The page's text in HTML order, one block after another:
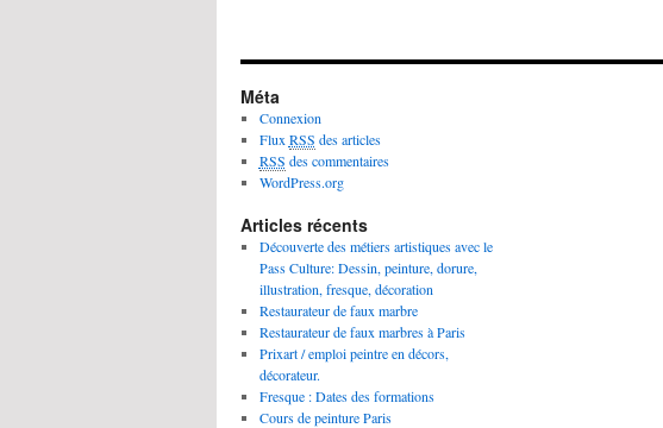
Méta
Connexion
Flux RSS des articles
RSS des commentaires
WordPress.org
Articles récents
Découverte des métiers artistiques avec le
Pass Culture: Dessin, peinture, dorure,
illustration, fresque, décoration
Restaurateur de faux marbre
Restaurateur de faux marbres à Paris
Prixart / emploi peintre en décors,
décorateur.
Fresque : Dates des formations
Cours de peinture Paris